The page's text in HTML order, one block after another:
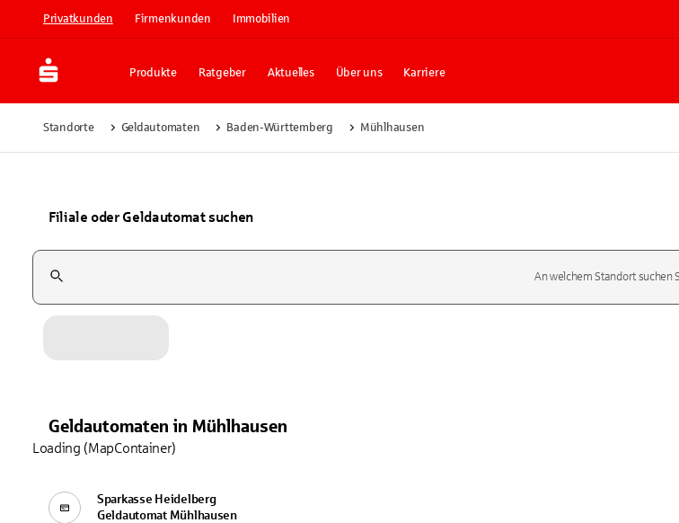
Privatkunden Firmenkunden Immobilien
Produkte Ratgeber Aktuelles Über uns Karriere
Standorte Geldautomaten Baden-Württemberg Mühlhausen
Filiale oder Geldautomat suchen
Suchfeld
Geldautomaten in Mühlhausen
Sparkasse Heidelberg
Geldautomat Mühlhausen
Loading (MapContainer)